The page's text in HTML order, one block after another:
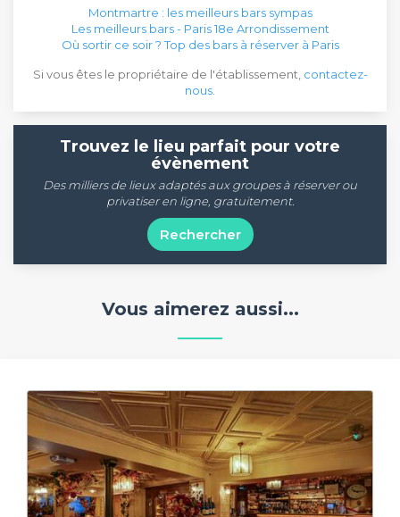
Montmartre : les meilleurs bars sympas
Les meilleurs bars - Paris 18e Arrondissement
Où sortir ce soir ? Top des bars à réserver à Paris
Si vous êtes le propriétaire de l'établissement, contactez-
nous
Trouvez le lieu parfait pour votre
évènement
Des milliers de lieux adaptés aux groupes à réserver ou
privatiser en ligne, gratuitement.
Rechercher
Vous aimerez aussi...